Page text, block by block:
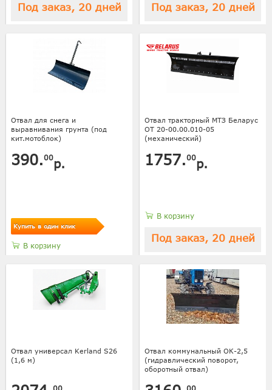
Под заказ, 20 дней Под заказ, 20 дней
Отвал для снега и
выравнивания грунта (под
кит.мотоблок)
390.00р.
Купить в один клик
В корзину
Отвал тракторный МТЗ Беларус
ОТ 20-00.00.010-05
(механический)
1757.00р.
В корзину
Под заказ, 20 дней
Отвал универсал Kerland S26
(1,6 м)
00
Отвал коммунальный ОК-2,5
(гидравлический поворот,
оборотный отвал)
00